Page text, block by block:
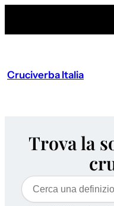
Cruciverba Italia
Trova la
Cerca